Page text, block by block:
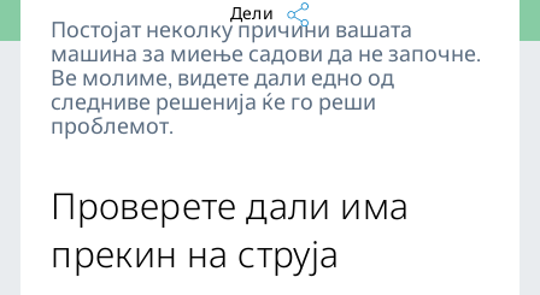
Дели
Постојат неколку причини вашата
машина за миење садови да не започне.
Ве молиме, видете дали едно од
следниве решенија ќе го реши
проблемот.
Проверете дали има
прекин на струја